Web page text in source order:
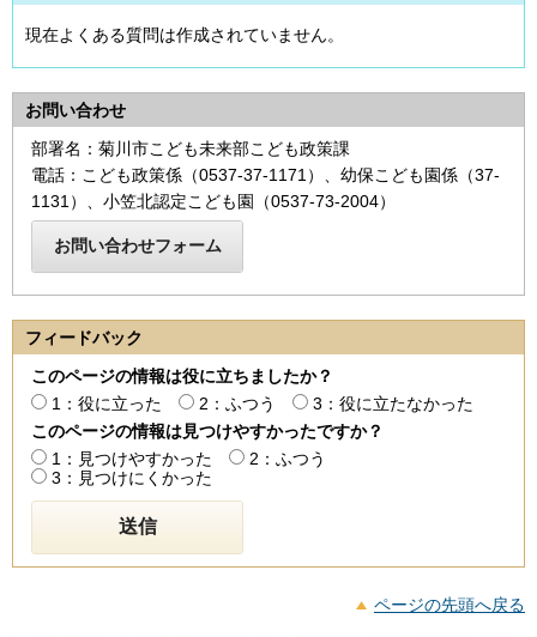
現在よくある質問は作成されていません。
お問い合わせ
部署名：菊川市こども未来部こども政策課
電話：こども政策係（0537-37-1171）、幼保こども園係（37‐
1131）、小笠北認定こども園（0537-73-2004）
フィードバック
このページの情報は役に立ちましたか？
1：役に立った
2：ふつう
3：役に立たなかった
このページの情報は見つけやすかったですか？
1：見つけやすかった
2：ふつう
3：見つけにくかった
ページの先頭へ戻る